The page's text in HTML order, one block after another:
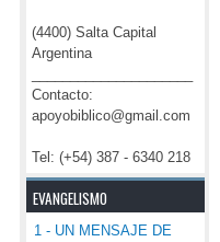
(4400) Salta Capital
Argentina
Contacto:
apoyobiblico@gmail.com
Tel: (+54) 387 - 6340 218
EVANGELISMO
1 - UN MENSAJE DE